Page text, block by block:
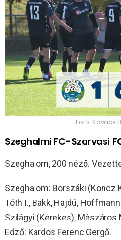
Fotó: Kovács
Szeghalmi FC–Szarvasi
Szeghalom, 200 néző.
Szeghalom: Borszáki (Koncz
Tóth I., Bakk, Hajdú,
Szilágyi (Kerekes), Mészáros
Edző: Kardos Ferenc Gergő.